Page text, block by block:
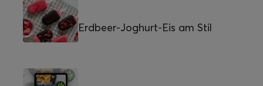
Erdbeer-Joghurt-Eis am Stil